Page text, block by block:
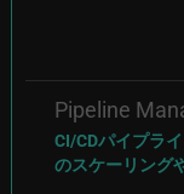
Pipeline
CI/CDパイプラ
のスケーリング